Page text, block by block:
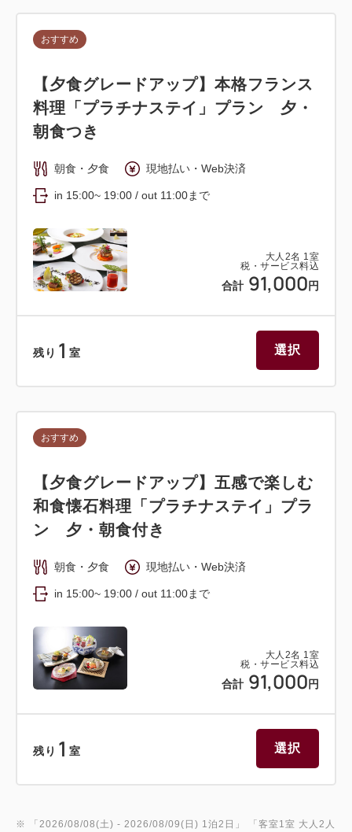
大人 2名 1室
税・サービス料込
合計 91,000 円
おすすめ
【夕食グレードアップ】本格フランス
料理「プラチナステイ」プラン 夕・
朝食つき
朝食・夕食 現地払い・Web決済
in 15:00~ 19:00 / out 11:00まで
残り 1 室 選択
大人 2名 1室
税・サービス料込
合計 91,000 円
おすすめ
【夕食グレードアップ】五感で楽しむ
和食懐石料理「プラチナステイ」プラ
ン 夕・朝食付き
朝食・夕食 現地払い・Web決済
in 15:00~ 19:00 / out 11:00まで
残り 1 室 選択
※ 「 2026/08/08(土) - 2026/08/09(日) 1泊2日 」 「 客室1室 大人2人